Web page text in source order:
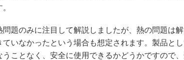
題のみに注目して解説しましたが、熱の問題は
ていなかったという場合も想定されます。製品と
うことなく、安全に使用できるかどうかですので